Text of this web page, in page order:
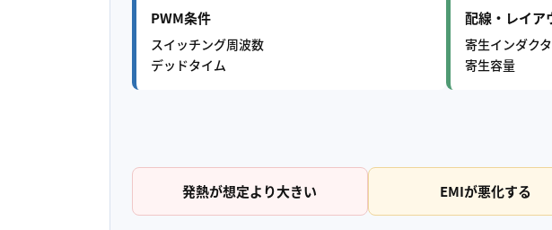
PWM条件
スイッチング周波数
デッドタイム
配線・レイア
寄生インダク
寄生容量
発熱が想定より大きい EMIが悪化する